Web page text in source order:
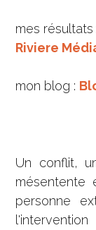
mes résultats
Riviere
mon blog :
Un conflit,
mésentente
personne